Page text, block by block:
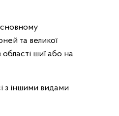
та великої
області шиї або на
з іншими видами